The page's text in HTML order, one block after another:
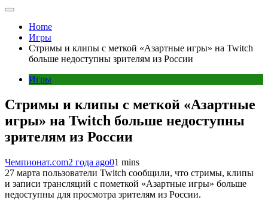
Home
Игры
Стримы и клипы с меткой «Азартные игры» на Twitch
больше недоступны зрителям из России
Игры
Стримы и клипы с меткой «Азартные
игры» на Twitch больше недоступны
зрителям из России
Чемпионат.com2 года ago01 mins
27 марта пользователи Twitch сообщили, что стримы, клипы
и записи трансляций с пометкой «Азартные игры» больше
недоступны для просмотра зрителям из России.